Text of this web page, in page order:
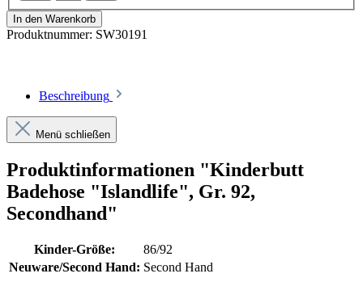
In den Warenkorb
Produktnummer: SW30191
Beschreibung
Menü schließen
Produktinformationen "Kinderbutt
Badehose "Islandlife", Gr. 92,
Secondhand"
Kinder-Größe:
86/92
Neuware/Second Hand: Second Hand